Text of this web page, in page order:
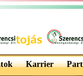
Karrier